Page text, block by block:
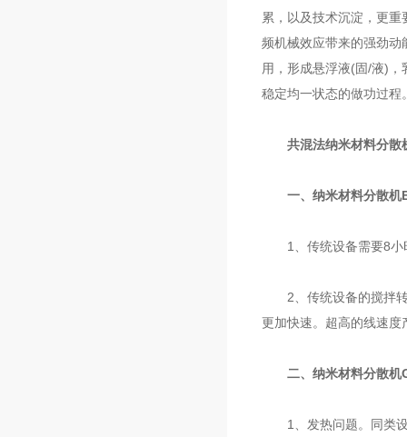
累，以及技术沉淀，更
频机械效应带来的强劲
用，形成悬浮液(固/液)
稳定均一状态的做功过
共混法纳米材料分散
一、纳米材料分散机
1、传统设备需要8小
2、传统设备的搅拌转
更加快速。超高的线速
二、纳米材料分散机
1、发热问题。同类设